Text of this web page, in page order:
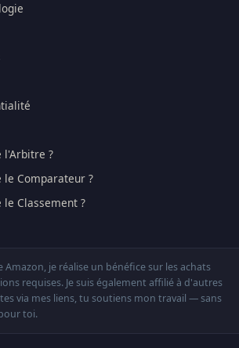
l'Arbitre ?
Comparateur ?
Classement ?
je réalise un bénéfice sur les achats
requises. Je suis également affilié à d'autres
via mes liens, tu soutiens mon travail — sans
toi.